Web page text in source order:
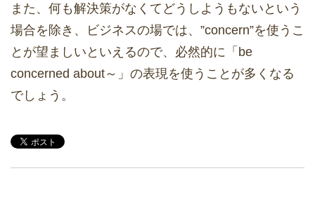
また、何も解決策がなくてどうしようもないという
場合を除き、ビジネスの場では、”concern”を使うこ
とが望ましいといえるので、必然的に「be
concerned about～」の表現を使うことが多くなる
でしょう。